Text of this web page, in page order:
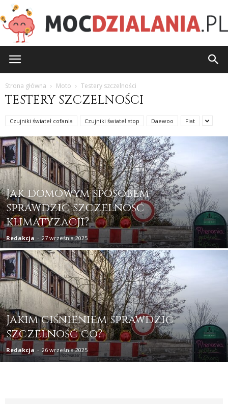
Strona główna Moto Testery szczelności
TESTERY SZCZELNOŚCI
Czujniki świateł cofania Czujniki świateł stop Daewoo Fiat
Jak domowym sposobem
sprawdzić szczelność
klimatyzacji?
Redakcja - 27 września 2025
Jakim ciśnieniem sprawdzić
szczelność co?
Redakcja - 26 września 2025